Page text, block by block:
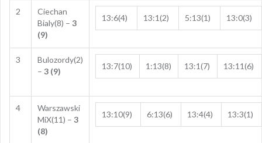
2
Ciechan
Bialy(8) – 3
(9)
13:6(4) 13:1(2) 5:13(1) 13:0(3)
3
Bulozordy(2)
– 3 (9)
13:7(10) 1:13(8) 13:1(7) 13:11(6)
4
Warszawski
MiX(11) – 3
(8)
13:10(9) 6:13(6) 13:4(4) 13:3(1)